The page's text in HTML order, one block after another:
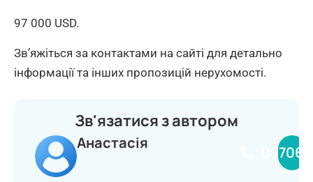
97 000 USD.
Зв’яжіться за контактами на сайті для детально
інформації та інших пропозицій нерухомості.
Зв'язатися з автором
Анастасія